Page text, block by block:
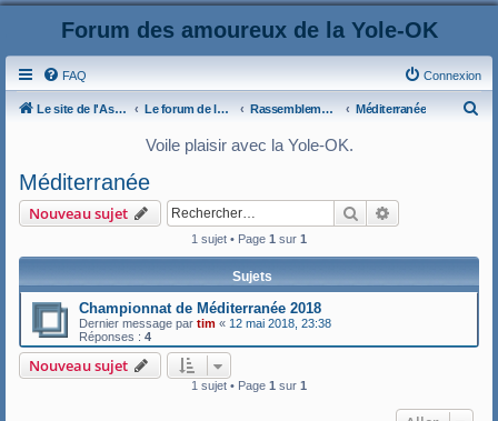
Forum des amoureux de la Yole-OK
FAQ Connexion
Le site de l'AspryOK Le forum de la Yole-OK Rassemblements Méditerranée
Voile plaisir avec la Yole-OK.
Méditerranée
Nouveau sujet Rechercher
1 sujet • Page 1 sur 1
Sujets
Championnat de Méditerranée 2018
Dernier message par tim « 12 mai 2018, 23:38
Réponses : 4
Nouveau sujet
1 sujet • Page 1 sur 1